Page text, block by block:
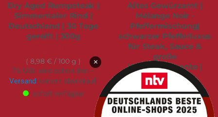
Dry Aged Rumpsteak |
Simmentaler Rind |
Deutschland | 30 Tage
gereift | 300g
8,98 € / 100 g
7% USt. sind schon drin –
Versand kommt obendrauf.
sofort verfügbar
Altes Gewürzamt |
Mélange Noir -
Pfeffermischung|
schwarzer Pfefferluxus
für Steak, Sauce &
große
Küchenmomente |
Dose | 80g
11,99 €
14,99 €/ 100 g
7% USt. sind schon drin –
×